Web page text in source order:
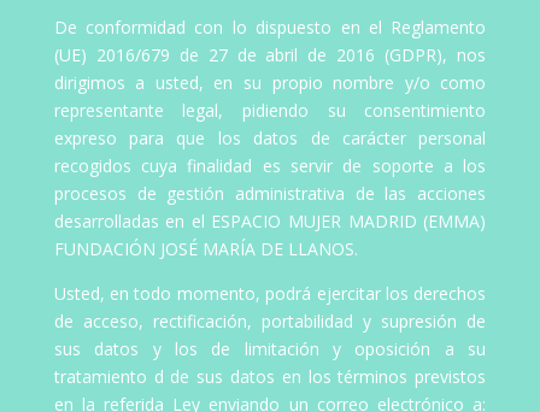
De conformidad con lo dispuesto en el Reglamento
(UE) 2016/679 de 27 de abril de 2016 (GDPR), nos
dirigimos a usted, en su propio nombre y/o como
representante legal, pidiendo su consentimiento
expreso para que los datos de carácter personal
recogidos cuya finalidad es servir de soporte a los
procesos de gestión administrativa de las acciones
desarrolladas en el ESPACIO MUJER MADRID (EMMA)
FUNDACIÓN JOSÉ MARÍA DE LLANOS.
Usted, en todo momento, podrá ejercitar los derechos
de acceso, rectificación, portabilidad y supresión de
sus datos y los de limitación y oposición a su
tratamiento d de sus datos en los términos previstos
en la referida Ley enviando un correo electrónico a: